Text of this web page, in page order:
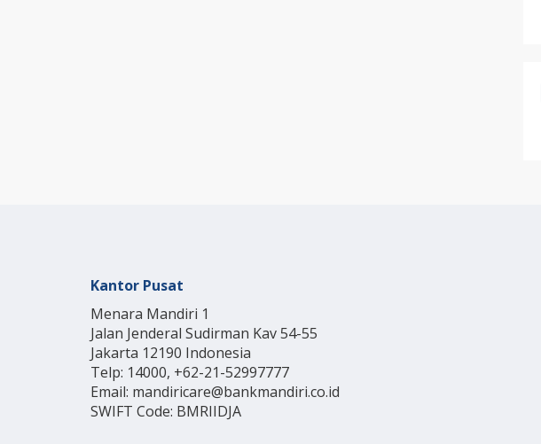
Kantor Pusat
Menara Mandiri 1
Jalan Jenderal Sudirman Kav 54-55
Jakarta 12190 Indonesia
Telp: 14000, +62-21-52997777
Email: mandiricare@bankmandiri.co.id
SWIFT Code: BMRIIDJA